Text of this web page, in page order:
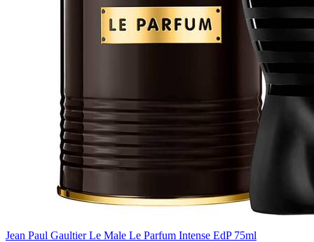
Jean Paul Gaultier Le Male Le Parfum Intense EdP 75ml